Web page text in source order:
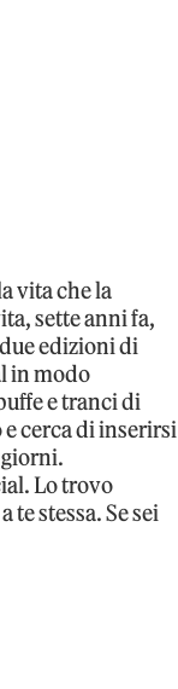
vita che la
sette anni fa,
edizioni di
in modo
e tranci di
e cerca di inserirsi
Lo trovo
stessa. Se sei